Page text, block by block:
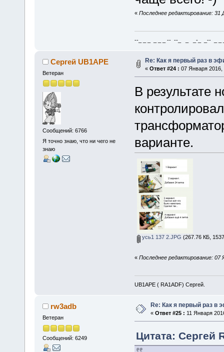
« Последнее редактирование: 31
--_ _ _ _ _ _ -- --_ _ _-_ _-- _ _
Сергей UB1APE
Ветеран
Сообщений: 6766
Я точно знаю, что ни чего не
знаю
Re: Как я первый раз в
« Ответ #24 : 07 Января 2016,
В результате
варианте.
усь1 137 2.JPG (267.76 КБ,
« Последнее редактирование: 07
UB1APE ( RA1ADF) Сергей.
rw3adb
Ветеран
Сообщений: 6249
Re: Как я первый раз
« Ответ #25 : 11 Января
Цитата: Сергей